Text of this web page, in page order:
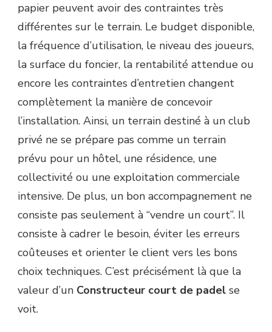
L’USAGE
DU
TERRAIN
?
papier peuvent avoir des contraintes très
différentes sur le terrain. Le budget disponible,
la fréquence d’utilisation, le niveau des joueurs,
la surface du foncier, la rentabilité attendue ou
encore les contraintes d’entretien changent
complètement la manière de concevoir
l’installation. Ainsi, un terrain destiné à un club
privé ne se prépare pas comme un terrain
prévu pour un hôtel, une résidence, une
collectivité ou une exploitation commerciale
intensive. De plus, un bon accompagnement ne
consiste pas seulement à “vendre un court”. Il
consiste à cadrer le besoin, éviter les erreurs
coûteuses et orienter le client vers les bons
choix techniques. C’est précisément là que la
valeur d’un Constructeur court de padel se
voit.